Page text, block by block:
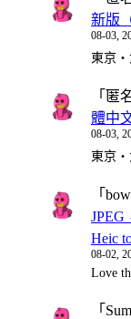
新版
08-03,
東京
「 匿
體中
08-03,
東京
「
JPEG
Heic
08-02,
Love
「